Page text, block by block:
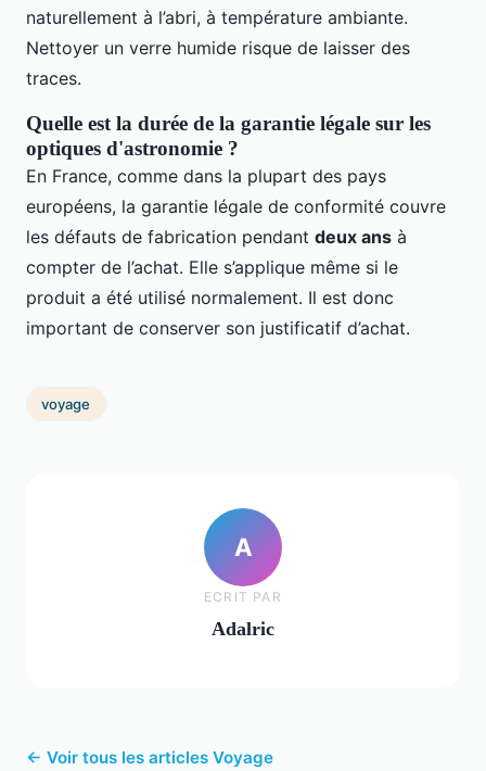
naturellement à l’abri, à température ambiante.
Nettoyer un verre humide risque de laisser des
traces.
Quelle est la durée de la garantie légale sur les
optiques d'astronomie ?
En France, comme dans la plupart des pays
européens, la garantie légale de conformité couvre
les défauts de fabrication pendant deux ans à
compter de l’achat. Elle s’applique même si le
produit a été utilisé normalement. Il est donc
important de conserver son justificatif d’achat.
voyage
A
ECRIT PAR
Adalric
← Voir tous les articles Voyage